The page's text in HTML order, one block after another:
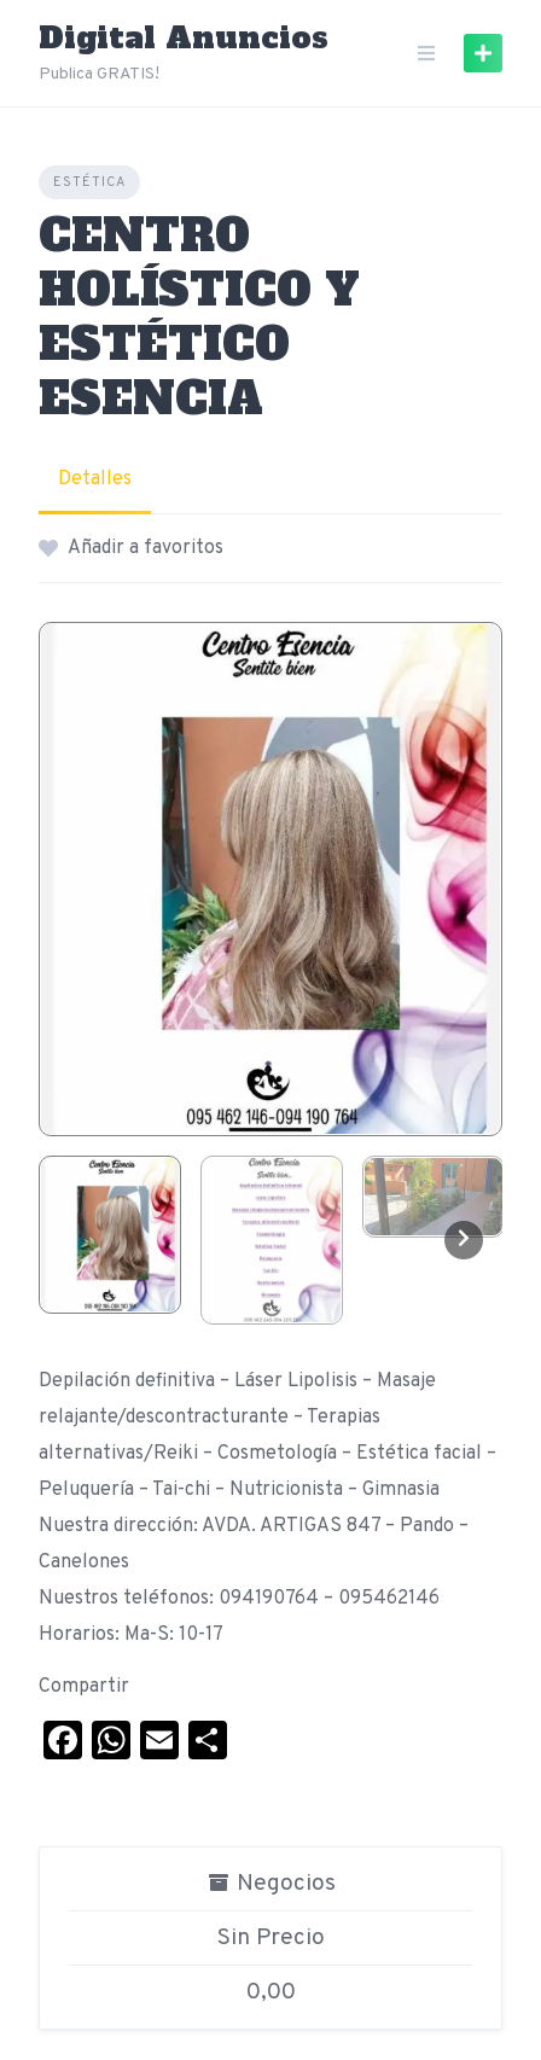
content
Digital Anuncios
Publica GRATIS!
ESTÉTICA
CENTRO
HOLÍSTICO Y
ESTÉTICO
ESENCIA
Detalles
Añadir a favoritos
Depilación definitiva – Láser Lipolisis – Masaje
relajante/descontracturante – Terapias
alternativas/Reiki – Cosmetología – Estética facial –
Peluquería – Tai-chi – Nutricionista – Gimnasia
Nuestra dirección: AVDA. ARTIGAS 847 – Pando –
Canelones
Nuestros teléfonos: 094190764 – 095462146
Horarios: Ma-S: 10-17
Compartir
Facebook
WhatsApp
Email
Negocios
Sin Precio
0,00